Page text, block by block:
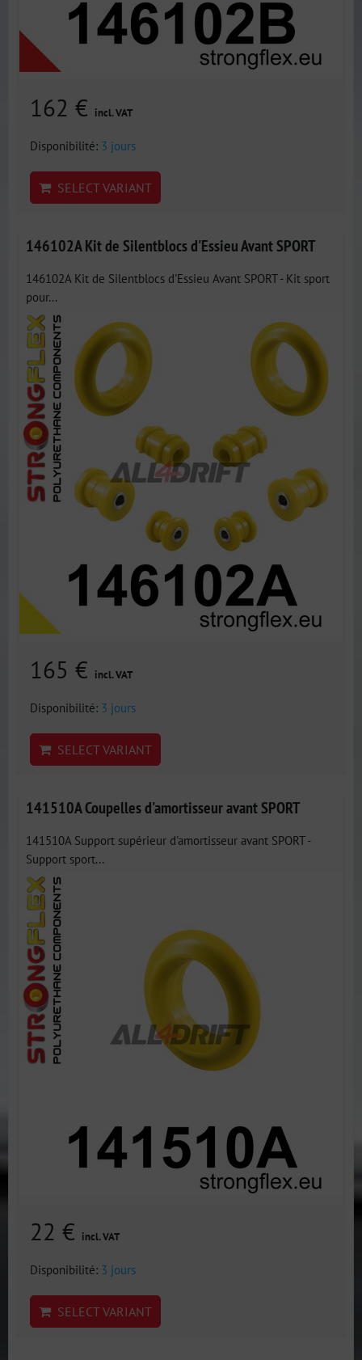
162 € incl. VAT
Disponibilité: 3 jours
SELECT VARIANT
146102A Kit de Silentblocs d'Essieu Avant SPORT
146102A Kit de Silentblocs d'Essieu Avant SPORT - Kit sport
pour...
165 € incl. VAT
Disponibilité: 3 jours
SELECT VARIANT
141510A Coupelles d'amortisseur avant SPORT
141510A Support supérieur d'amortisseur avant SPORT -
Support sport...
22 € incl. VAT
Disponibilité: 3 jours
SELECT VARIANT